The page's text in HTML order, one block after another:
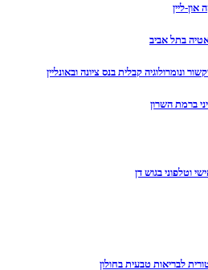
און-ליין
בתל אביב
ונומרולוגיה קבלית בנס ציונה ובאונליין
ברמת השרון
וטלפוני בגוש דן
לבריאות טבעית בחולון